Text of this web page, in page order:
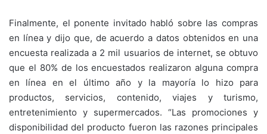
Finalmente, el ponente invitado habló sobre las compras
en línea y dijo que, de acuerdo a datos obtenidos en una
encuesta realizada a 2 mil usuarios de internet, se obtuvo
que el 80% de los encuestados realizaron alguna compra
en línea en el último año y la mayoría lo hizo para
productos, servicios, contenido, viajes y turismo,
entretenimiento y supermercados. “Las promociones y
disponibilidad del producto fueron las razones principales